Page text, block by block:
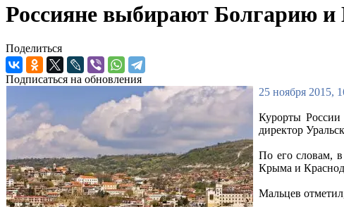
Россияне выбирают Болгарию
Поделиться
Подписаться на обновления
25 ноября 2015,
Курорты России
директор
По его словам, в
Крыма и
Мальцев